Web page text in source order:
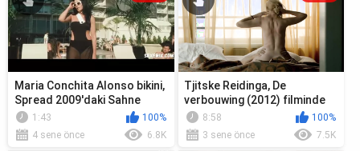
Maria Conchita Alonso bikini,
Spread 2009'daki Sahne
1:43
100%
4 sene önce
6.8K
Tjitske Reidinga, De
verbouwing (2012) filminde
çıplak göğüs ve popo
sahnesi göste...
8:58
100%
3 sene önce
7.5K